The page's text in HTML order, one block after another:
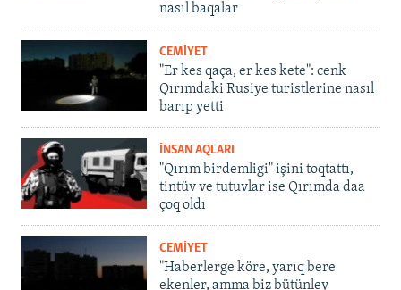
nasıl baqalar
CEMİYET
"Er kes qaça, er kes kete": cenk
Qırımdaki Rusiye turistlerine nasıl
barıp yetti
İNSAN AQLARI
"Qırım birdemligi" işini toqtattı,
tintüv ve tutuvlar ise Qırımda daa
çoq oldı
CEMİYET
"Haberlerge köre, yarıq bere
ekenler, amma biz bütünley